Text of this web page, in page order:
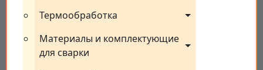
Термообработка
Материалы и комплектующие
для сварки